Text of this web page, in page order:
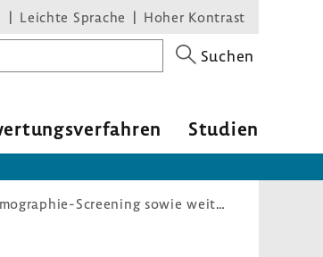
Leichte Sprache Hoher Kontrast
Suchen
Studien
Erweiterung der unteren Altersgrenze im Mammographie-Screening sowie weitere Änderungen (§ 135 SGB V)